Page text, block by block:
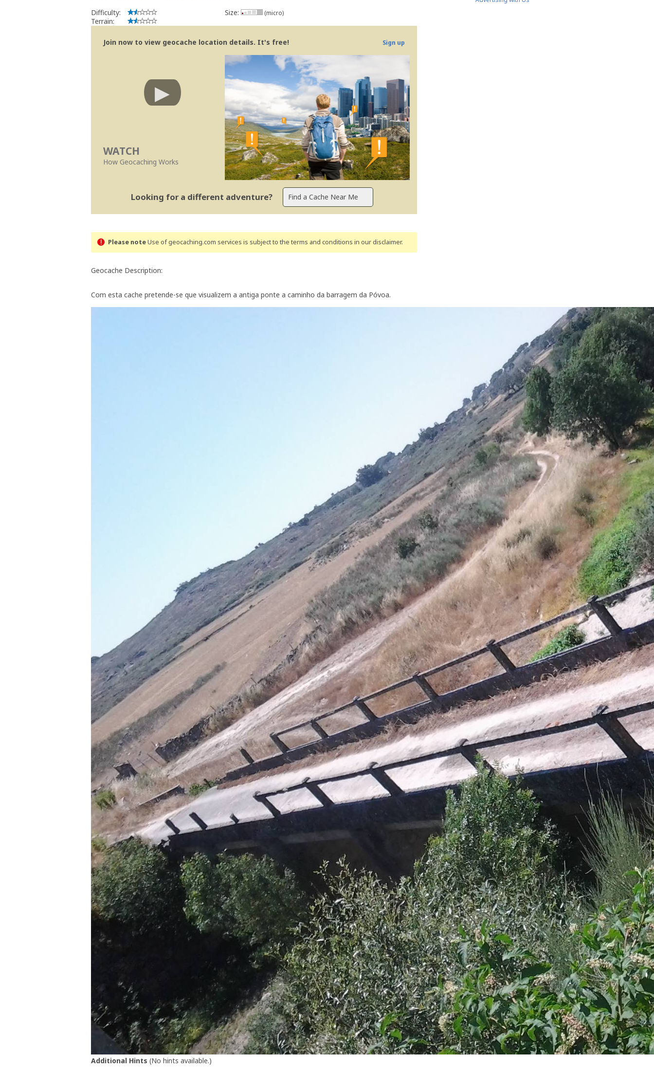
Community Volunteer Reviewer
Centro de Ajuda
Trabalhar com o Revisor
Revisões mais rápidas
Linhas Orientação| Políticas Regionais - Portugal
Difficulty:
Terrain:
Size: (micro)
Join now to view geocache location details. It's free! Sign up
WATCH
How Geocaching Works
Looking for a different adventure?
Please noteUse of geocaching.com services is subject to the terms and conditions in our disclaimer.
Geocache Description:
Com esta cache pretende-se que visualizem a antiga ponte a caminho da barragem da Póvoa.
Additional Hints (No hints available.)